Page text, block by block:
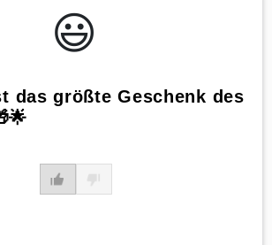
😃️
das größte Geschenk des